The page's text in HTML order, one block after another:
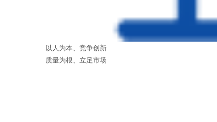
以人为本、竞争创新
质量为根、立足市场